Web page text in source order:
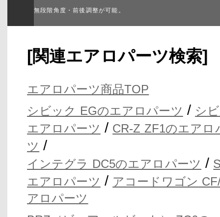
無段階角度・前後調整が可能。
[関連エアロパーツ検索]
エアロパーツ商品TOP
シビック EGのエアロパーツ / シ
エアロパーツ / CR-Z ZF1のエアロ
ツ /
インテグラ DC5のエアロパーツ /
エアロパーツ / アコードワゴン
アロパーツ